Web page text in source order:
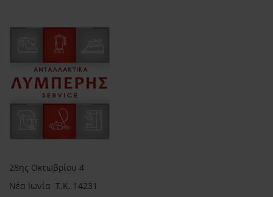
28ης Οκτωβρίου 4
Νέα Ιωνία Τ.Κ. 14231